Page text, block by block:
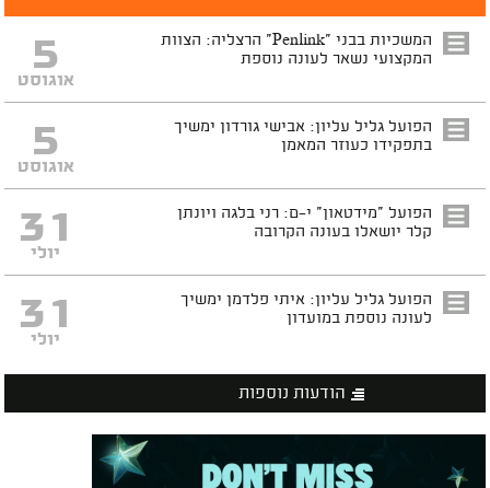
המשכיות בבני "Penlink" הרצליה: הצוות
המקצועי נשאר לעונה נוספת
5
אוגוסט
הפועל גליל עליון: אבישי גורדון ימשיך
בתפקידו כעוזר המאמן
5
אוגוסט
הפועל "מידטאון" י-ם: רני בלגה ויונתן
קלר יושאלו בעונה הקרובה
31
יולי
הפועל גליל עליון: איתי פלדמן ימשיך
לעונה נוספת במועדון
31
יולי
הודעות נוספות